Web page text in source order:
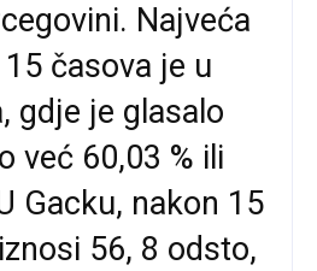
Najveća
časova je u
gdje je glasalo
već 60,03 % ili
Gacku, nakon 15
56, 8 odsto,